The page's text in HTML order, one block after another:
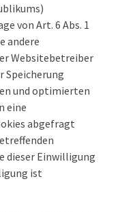
von Art. 6 Abs. 1
andere
Websitebetreiber
Speicherung
und optimierten
eine
abgefragt
dieser Einwilligung
ist